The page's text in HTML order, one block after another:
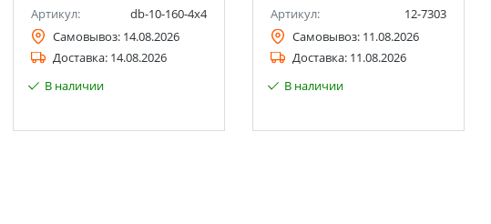
Артикул:
db-10-160-4x4
Самовывоз: 14.08.2026
Доставка: 14.08.2026
В наличии
Артикул:
12-7303
Самовывоз: 11.08.2026
Доставка: 11.08.2026
В наличии